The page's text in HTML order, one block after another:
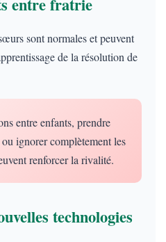
sont normales et peuvent
de la résolution de
entre enfants, prendre
ignorer complètement les
renforcer la rivalité.
technologies